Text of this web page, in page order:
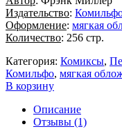
Издательство:
Оформление: мягкая
Количество: 256 стр.
Категория: Комиксы,
Комильфо, мягкая
В корзину
Описание
Отзывы (1)